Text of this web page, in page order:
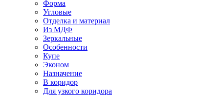
Форма
Угловые
Отделка и материал
Из МДФ
Зеркальные
Особенности
Купе
Эконом
Назначение
В коридор
Для узкого коридора